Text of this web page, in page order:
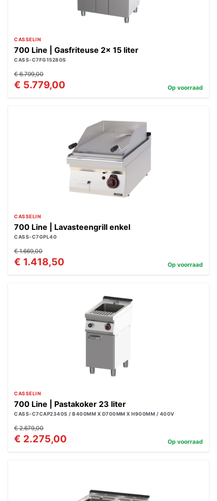
CASSELIN
700 Line | Gasfriteuse 2x 15 liter
CASS-C7FG15280S
€ 6.799,00
€ 5.779,00 Op voorraad
CASSELIN
700 Line | Lavasteengrill enkel
CASS-C7GPL40
€ 1.669,00
€ 1.418,50 Op voorraad
CASSELIN
700 Line | Pastakoker 23 liter
CASS-C7CAP2340S / B400MM X D700MM X H900MM / 400V
€ 2.679,00
€ 2.275,00 Op voorraad